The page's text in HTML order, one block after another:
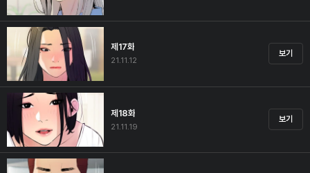
제17화
21.11.12
보기
제18화
21.11.19
보기